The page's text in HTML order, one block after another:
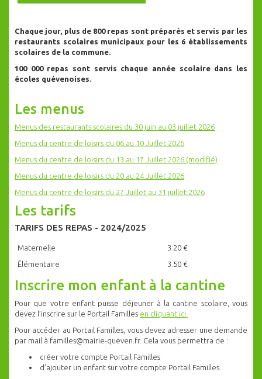
Chaque jour, plus de 800 repas sont préparés et servis par les
restaurants scolaires municipaux pour les 6 établissements
scolaires de la commune.
100 000 repas sont servis chaque année scolaire dans les
écoles quévenoises.
Les menus
Menus des restaurants scolaires du 30 juin au 03 juillet 2026
Menus du centre de loisirs du 06 au 10 Juillet 2026
Menus du centre de loisirs du 13 au 17 Juillet 2026 (modifié)
Menus du centre de loisirs du 20 au 24 Juillet 2026
Menus du centre de loisirs du 27 Juillet au 31 juillet 2026
Les tarifs
TARIFS DES REPAS - 2024/2025
Maternelle
3.20 €
Élémentaire
3.50 €
Inscrire mon enfant à la cantine
Pour que votre enfant puisse déjeuner à la cantine scolaire, vous
devez l’inscrire sur le Portail Familles en cliquant ici.
Pour accéder au Portail Familles, vous devez adresser une demande
par mail à familles@mairie-queven.fr. Cela vous permettra de :
créer votre compte Portail Familles
d’ajouter un enfant sur votre compte Portail Familles.